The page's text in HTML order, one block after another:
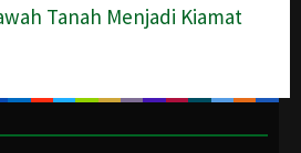
Tanah Menjadi Kiamat